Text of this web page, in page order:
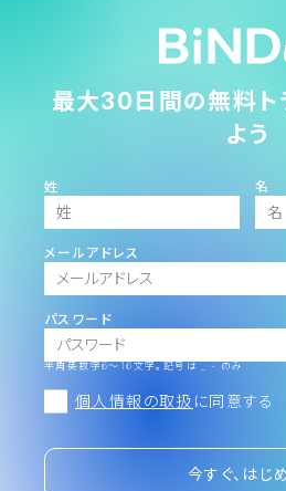
最大30日間の無料ト
よう
姓 名
メールアドレス
パスワード
半角英数字6～16文字。記号は _ - のみ
個人情報の取扱 に同意する
今すぐ、はじ